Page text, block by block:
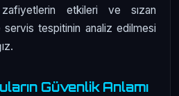
zafiyetlerin etkileri ve sızan
tespitinin analiz edilmesi
Güvenlik Anlamı